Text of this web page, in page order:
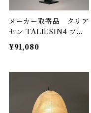
メーカー取寄品 タリア
セン TALIESIN4 ブラ
ック 322S7349 / Fran
k Lloyd Wright / yam
¥91,080